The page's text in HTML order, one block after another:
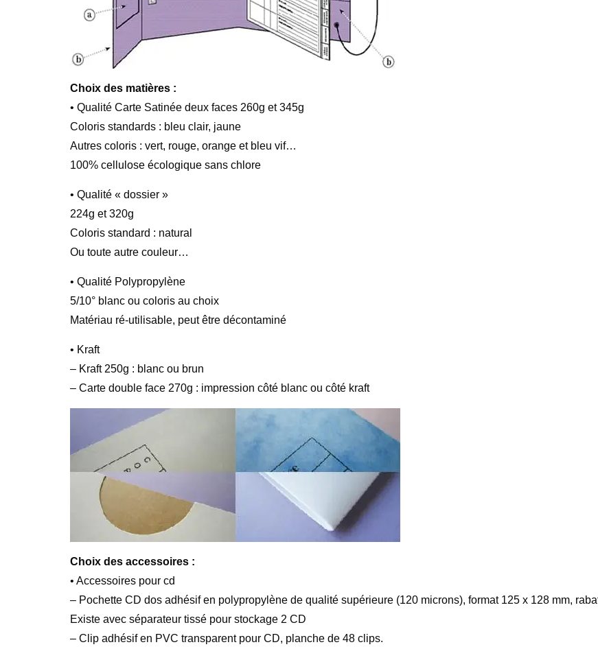
Choix des matières :
• Qualité Carte Satinée deux faces 260g et 345g
Coloris standards : bleu clair, jaune
Autres coloris : vert, rouge, orange et bleu vif…
100% cellulose écologique sans chlore
• Qualité « dossier »
224g et 320g
Coloris standard : natural
Ou toute autre couleur…
• Qualité Polypropylène
5/10° blanc ou coloris au choix
Matériau ré-utilisable, peut être décontaminé
• Kraft
– Kraft 250g : blanc ou brun
– Carte double face 270g : impression côté blanc ou côté kraft
Choix des accessoires :
• Accessoires pour cd
– Pochette CD dos adhésif en polypropylène de qualité supérieure (120 microns), format 125 x 128 mm,
Existe avec séparateur tissé pour stockage 2 CD
– Clip adhésif en PVC transparent pour CD, planche de 48 clips.